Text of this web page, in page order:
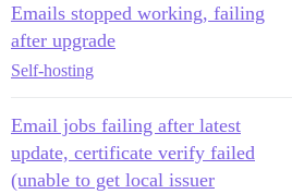
Emails stopped working, failing
after upgrade
Self-hosting
Email jobs failing after latest
update, certificate verify failed
(unable to get local issuer